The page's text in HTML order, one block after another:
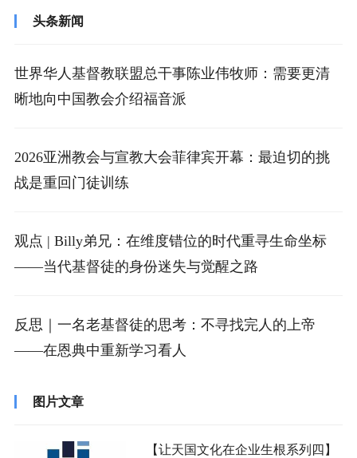
头条新闻
世界华人基督教联盟总干事陈业伟牧师：需要更清
晰地向中国教会介绍福音派
2026亚洲教会与宣教大会菲律宾开幕：最迫切的挑
战是重回门徒训练
观点 | Billy弟兄：在维度错位的时代重寻生命坐标
——当代基督徒的身份迷失与觉醒之路
反思｜一名老基督徒的思考：不寻找完人的上帝
——在恩典中重新学习看人
图片文章
【让天国文化在企业生根系列四】